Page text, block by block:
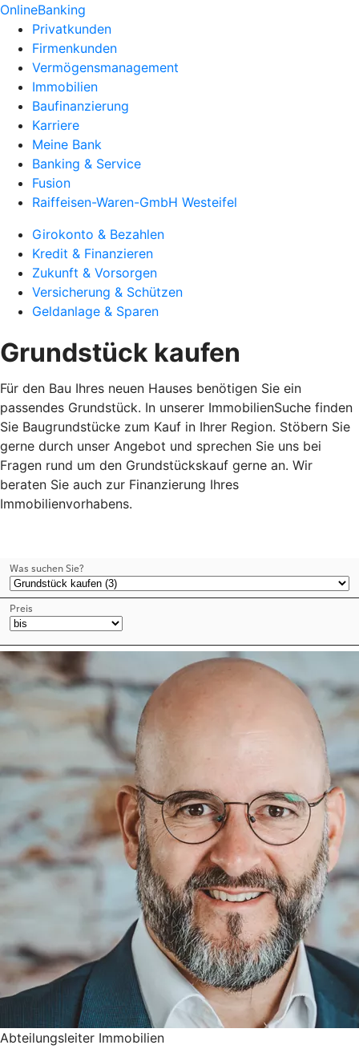
OnlineBanking
Privatkunden
Firmenkunden
Vermögensmanagement
Immobilien
Baufinanzierung
Karriere
Meine Bank
Banking & Service
Fusion
Raiffeisen-Waren-GmbH Westeifel
Girokonto & Bezahlen
Kredit & Finanzieren
Zukunft & Vorsorgen
Versicherung & Schützen
Geldanlage & Sparen
Grundstück kaufen
Für den Bau Ihres neuen Hauses benötigen Sie ein
passendes Grundstück. In unserer ImmobilienSuche finden
Sie Baugrundstücke zum Kauf in Ihrer Region. Stöbern Sie
gerne durch unser Angebot und sprechen Sie uns bei
Fragen rund um den Grundstückskauf gerne an. Wir
beraten Sie auch zur Finanzierung Ihres
Immobilienvorhabens.
Abteilungsleiter Immobilien